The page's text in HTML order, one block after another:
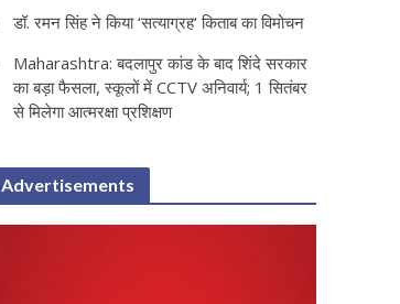
डॉ. रमन सिंह ने किया ‘सत्याग्रह‘ किताब का विमोचन
Maharashtra: बदलापुर कांड के बाद शिंदे सरकार
का बड़ा फैसला, स्कूलों में CCTV अनिवार्य; 1 सितंबर
से मिलेगा आत्मरक्षा प्रशिक्षण
Advertisements